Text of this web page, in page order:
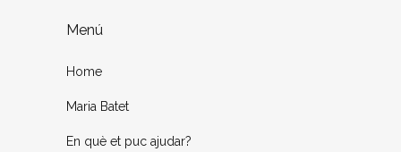
Menú
Home
Maria Batet
En què et puc ajudar?